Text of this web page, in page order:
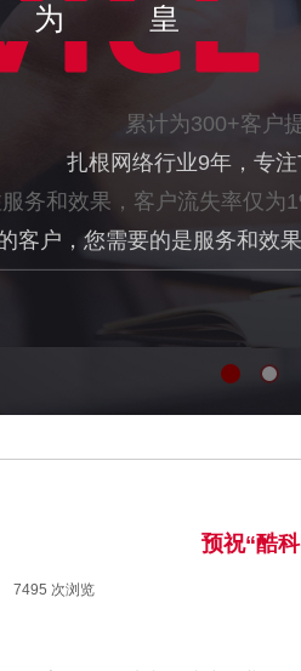
累计为300+客户
扎根网络行业9年，专注
服务和效果，客户流失率仅为
客户，您需要的是服务和效
为皇
预祝“酷
7495 次浏览